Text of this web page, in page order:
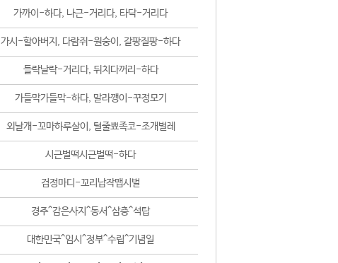
가까이-하다, 나근-거리다, 타닥-거리다
가시-할아버지, 다람쥐-원숭이, 갈팡질팡-하다
들락날락-거리다, 뒤치다꺼리-하다
가들막가들막-하다, 말라깽이-꾸정모기
외날개-꼬마하루살이, 털줄뾰족코-조개벌레
시근벌떡시근벌떡-하다
검정마디-꼬리납작맵시벌
경주^감은사지^동서^삼층^석탑
대한민국^임시^정부^수립^기념일